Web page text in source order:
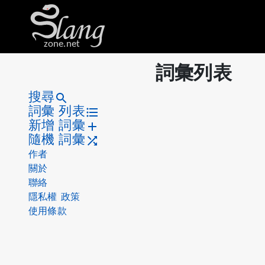
zone.net
搜尋
詞彙 列表
新增 詞彙
隨機 詞彙
作者
關於
聯絡
隱私權 政策
使用條款
詞彙列表